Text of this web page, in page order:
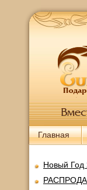
Главная
Новый Год